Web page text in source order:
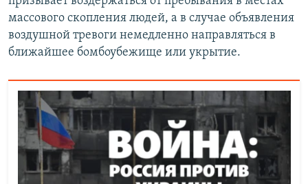
массового скопления людей, а в случае объявления
воздушной тревоги немедленно направляться в
ближайшее бомбоубежище или укрытие.